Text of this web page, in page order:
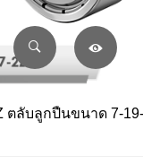
ตลับลูกปืนขนาด 7-